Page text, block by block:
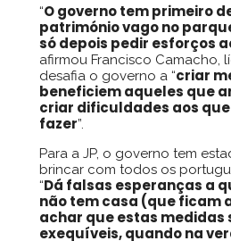
“O governo tem primeiro
património vago no
só depois pedir esforços
afirmou Francisco Camacho,
desafia o governo a “criar
beneficiem aqueles que
criar dificuldades aos
fazer”.
Para a JP, o governo tem
brincar com todos os
“Dá falsas esperanças a
não tem casa (que ficam
achar que estas medidas
exequíveis, quando na